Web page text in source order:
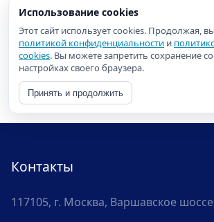
Использование cookies
Этот сайт использует cookies. Продолжая,
политикой конфиденциальности и
cookies. Вы можете запретить сохранение
настройках своего браузера.
Принять и продолжить
Контакты
117105, г. Москва, Варшавское